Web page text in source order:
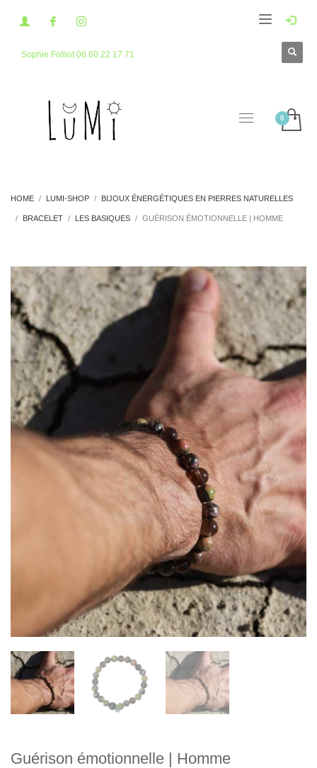
Sophie Folliot 06 60 22 17 71
HOME LUMI-SHOP BIJOUX ÉNERGÉTIQUES EN PIERRES NATURELLES
BRACELET LES BASIQUES GUÉRISON ÉMOTIONNELLE | HOMME
Guérison émotionnelle | Homme